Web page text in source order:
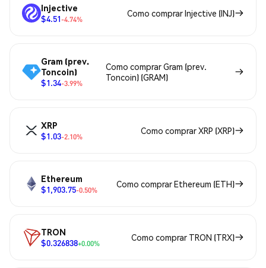
Injective
$4.51-4.74%
Como comprar Injective (INJ)
Gram (prev.
Toncoin)
$1.34-3.99%
Como comprar Gram (prev.
Toncoin) (GRAM)
XRP
$1.03-2.10%
Como comprar XRP (XRP)
Ethereum
$1,903.75-0.50%
Como comprar Ethereum (ETH)
TRON
$0.326838+0.00%
Como comprar TRON (TRX)